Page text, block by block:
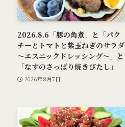
2026.8.6「豚の角煮」と「パク
チーとトマトと紫玉ねぎのサラダ
～エスニックドレッシング～」と
「なすのさっぱり焼きびたし」
2026年8月7日